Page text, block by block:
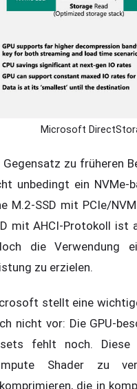
Microsoft
Gegensatz zu früheren
unbedingt ein NVMe-
M.2-SSD mit PCIe/
mit AHCI-Protokoll ist
die Verwendung
zu erzielen.
stellt eine
nicht vor: Die GPU-
fehlt noch. Diese
Shader zu
die in